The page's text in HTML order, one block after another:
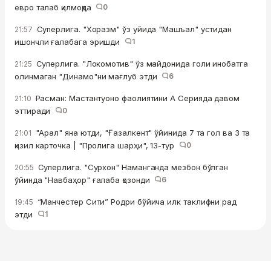
евро талаб қилмоқда
0
21:57 Суперлига. "Хоразм" ўз уйида "Машъал" устидан
ишончли ғалабага эришди
1
21:25 Суперлига. "Локомотив" ўз майдонида голи инобатга
олинмаган "Динамо"ни мағлуб этди
6
21:10 Расман: Мастантуоно фаолиятини А Серияда давом
эттиради
0
21:01 "Арал" яна ютди, "Ғазалкент" ўйинида 7 та гол ва 3 та
қизил карточка | "Пролига шарҳи", 13-тур
0
20:55 Суперлига. "Сурхон" Наманганда мезбон бўлган
ўйинда "Навбаҳор" ғалаба қозонди
6
19:45 “Манчестер Сити” Родри бўйича илк таклифни рад
этди
1